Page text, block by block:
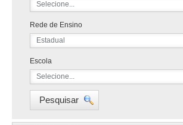
Selecione...
Rede de Ensino
Estadual
Escola
Selecione...
Pesquisar